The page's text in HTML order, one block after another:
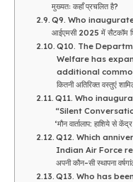
मुख्यतः कहाँ प्रचलित है?
Q9. Who
आईएमसी 2025 में सैटकॉम
Q10. The
Welfare has
additional
कितनी अतिरिक्त वस्तुएं
Q11. Who
“Silent
‘मौन वार्तालाप: हाशिये से
Q12. Which
Indian Air Force
अपनी कौन-सी स्थापना
Q13. Who has